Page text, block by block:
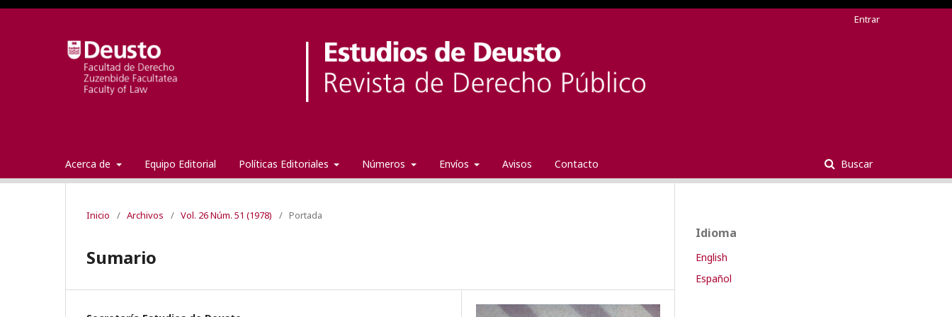
Acerca de Equipo Editorial Políticas Editoriales Números Envíos Avisos Contacto Buscar
Entrar
Inicio / Archivos / Vol. 26 Núm. 51 (1978) / Portada
Sumario
Idioma
English
Español